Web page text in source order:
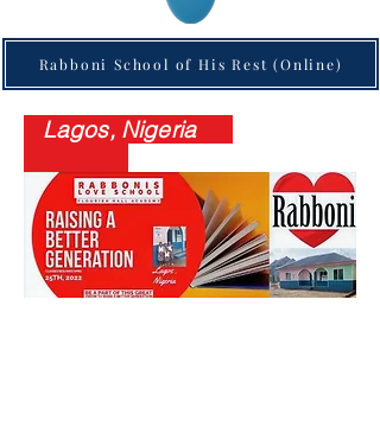
Rabboni School of His Rest (Online)
Lagos, Nigeria